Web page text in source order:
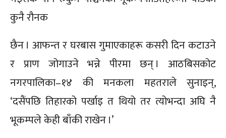
कुनै रौनक
छैन । आफन्त र घरबास गुमाएकाहरू कसरी दिन कटाउने
र प्राण जोगाउने भन्ने पीरमा छन् । आठबिसकोट
नगरपालिका–१४ की मनकला महतराले सुनाइन्,
‘दसैंपछि तिहारको पर्खाइ त थियो तर त्योभन्दा अघि नै
भूकम्पले केही बाँकी राखेन ।’